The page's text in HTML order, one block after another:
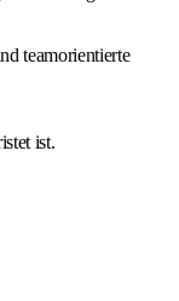
teamorientierte
ist.